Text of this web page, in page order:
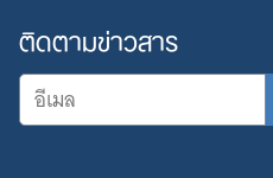
ติดตามข่าวสาร